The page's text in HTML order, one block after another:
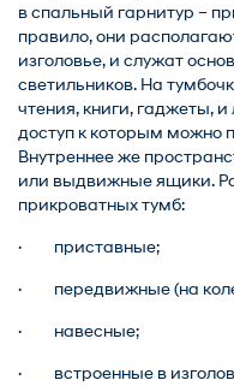
в спальный гарнитур –
правило, они
изголовье, и служат
светильников. На
чтения, книги, гаджеты,
доступ к которым можно
Внутреннее же
или выдвижные ящики.
прикроватных тумб:
· приставные;
· передвижные (на
· навесные;
· встроенные в